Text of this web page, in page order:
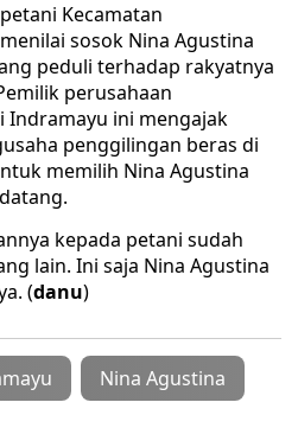
Kecamatan
sosok Nina Agustina
peduli terhadap rakyatnya
perusahaan
ini mengajak
penggilingan beras di
memilih Nina Agustina
kepada petani sudah
lain. Ini saja Nina Agustina
(danu)
Nina Agustina